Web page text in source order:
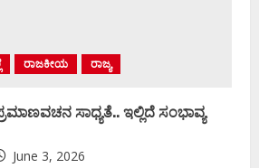
ರಾಜಕೀಯ ರಾಜ್ಯ
ಸಾಧ್ಯತೆ.. ಇಲ್ಲಿದೆ ಸಂಭಾವ್ಯ
June 3, 2026